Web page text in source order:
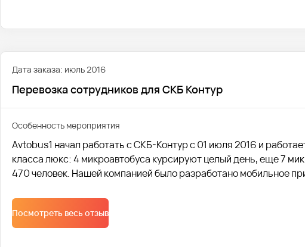
Дата заказа: июль 2016
Перевозка сотрудников для СКБ Контур
Особенность мероприятия
Avtobus1 начал работать с СКБ-Контур с 01 июля 2016 и
класса люкс: 4 микроавтобуса курсируют целый день, еще 7
470 человек. Нашей компанией было разработано мобильное
Посмотреть весь отзыв